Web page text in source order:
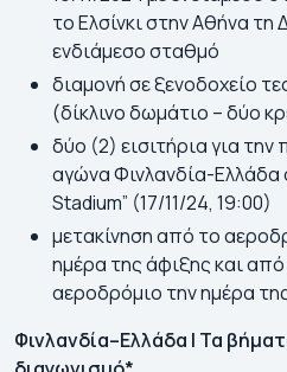
το Ελσίνκι στην Αθήνα τη
ενδιάμεσο σταθμό
διαμονή σε ξενοδοχείο
(δίκλινο δωμάτιο – δύο
δύο (2) εισιτήρια για
αγώνα Φινλανδία-Ελλάδα
Stadium” (17/11/24, 19:00)
μετακίνηση από το
ημέρα της άφιξης και
αεροδρόμιο την ημέρα
Φινλανδία–Ελλάδα | Τα